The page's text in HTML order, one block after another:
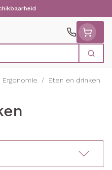
Zoek
Ergonomie / Eten en drinken